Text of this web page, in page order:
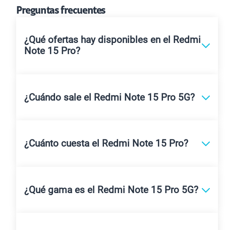
Preguntas frecuentes
¿Qué ofertas hay disponibles en el Redmi
Note 15 Pro?
¿Cuándo sale el Redmi Note 15 Pro 5G?
¿Cuánto cuesta el Redmi Note 15 Pro?
¿Qué gama es el Redmi Note 15 Pro 5G?